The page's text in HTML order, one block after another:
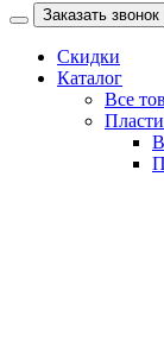
Заказать звонок
Скидки
Каталог
Все